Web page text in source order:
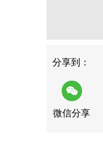
分享到：
微信分享